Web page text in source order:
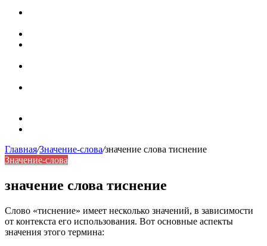
Главная/Значение-слова/значение слова тиснение
Значение-слова
значение слова тиснение
Слово «тиснение» имеет несколько значений, в зависимости
от контекста его использования. Вот основные аспекты
значения этого термина: